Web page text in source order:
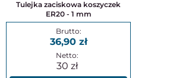
Tulejka zaciskowa koszyczek
ER20 - 1 mm
36,90
30